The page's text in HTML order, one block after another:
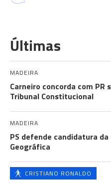
Últimas
MADEIRA
Carneiro concorda com PR
Tribunal Constitucional
MADEIRA
PS defende candidatura
Geográfica
CRISTIANO RONALDO